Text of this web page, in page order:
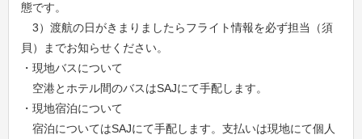
態です。
3）渡航の日がきまりましたらフライト情報を必ず担当（須
貝）までお知らせください。
・現地バスについて
空港とホテル間のバスはSAJにて手配します。
・現地宿泊について
宿泊についてはSAJにて手配します。支払いは現地にて個人